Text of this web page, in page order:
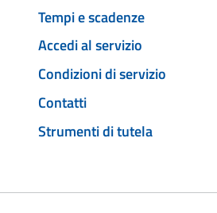
Tempi e scadenze
Accedi al servizio
Condizioni di servizio
Contatti
Strumenti di tutela